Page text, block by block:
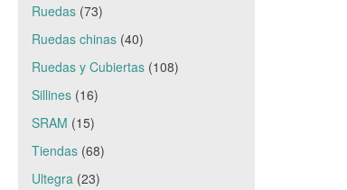
Ruedas(73)
Ruedas chinas(40)
Ruedas y Cubiertas(108)
Sillines(16)
SRAM (15)
Tiendas(68)
Ultegra(23)